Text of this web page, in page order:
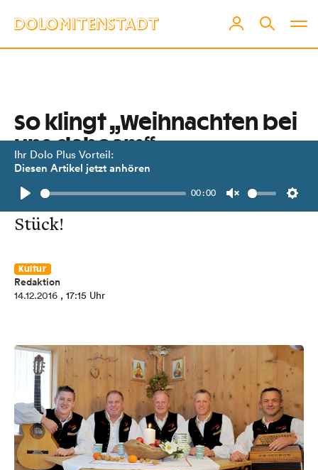
Ihr Dolo Plus Vorteil:
Diesen Artikel jetzt anhören
Play
00:00
Unmute
So klingt „Weihnachten bei
uns dahoam“
Die brandneue CD vom Ensemble
Osttirol ist da. Wir verlosen zwei
Stück!
Kultur
Redaktion
14.12.2016 , 17:15 Uhr